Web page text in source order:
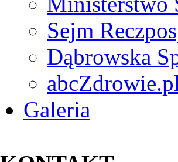
Sejm
Dąbrowska
Galeria